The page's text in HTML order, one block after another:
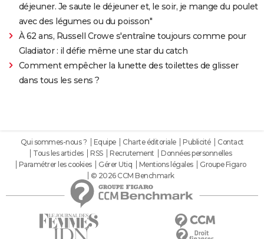
déjeuner. Je saute le déjeuner et, le soir, je mange du poulet
avec des légumes ou du poisson"
À 62 ans, Russell Crowe s'entraîne toujours comme pour
Gladiator : il défie même une star du catch
Comment empêcher la lunette des toilettes de glisser
dans tous les sens ?
Qui sommes-nous ? Equipe Charte éditoriale Publicité
Contact
Tous les articles
RSS Recrutement
Données personnelles
Paramétrer les cookies
Gérer Utiq Mentions légales
Groupe Figaro
© 2026 CCM Benchmark